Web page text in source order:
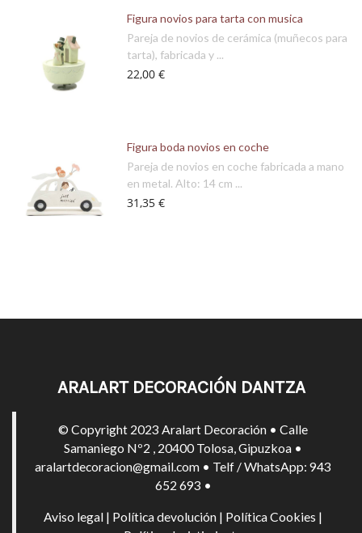
Figura novios para tarta con musica
Pareja de novios de cerámica (muñecos para
tarta), fabricada y ...
22,00 €
Figura boda novios en coche
Pareja de novios en coche fabricada a mano
en metal. Alto: 14 cm ...
31,35 €
ARALART DECORACIÓN DANTZA
© Copyright 2023 Aralart Decoración • Calle
Samaniego Nº2 , 20400 Tolosa, Gipuzkoa •
aralartdecoracion@gmail.com • Telf / WhatsApp: 943
652 693 •
Aviso legal | Política devolución | Política Cookies |